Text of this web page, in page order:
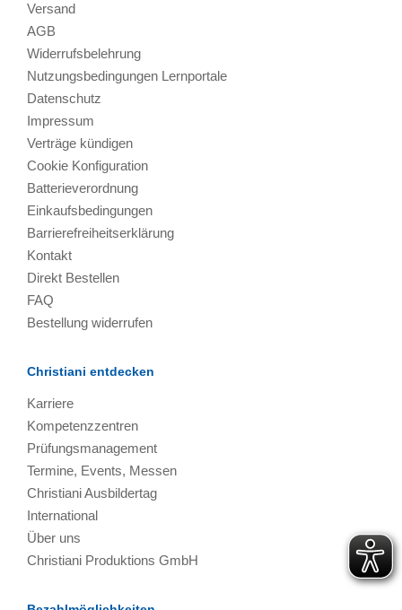
Versand
AGB
Widerrufsbelehrung
Nutzungsbedingungen Lernportale
Datenschutz
Impressum
Verträge kündigen
Cookie Konfiguration
Batterieverordnung
Einkaufsbedingungen
Barrierefreiheitserklärung
Kontakt
Direkt Bestellen
FAQ
Bestellung widerrufen
Christiani entdecken
Karriere
Kompetenzzentren
Prüfungsmanagement
Termine, Events, Messen
Christiani Ausbildertag
International
Über uns
Christiani Produktions GmbH